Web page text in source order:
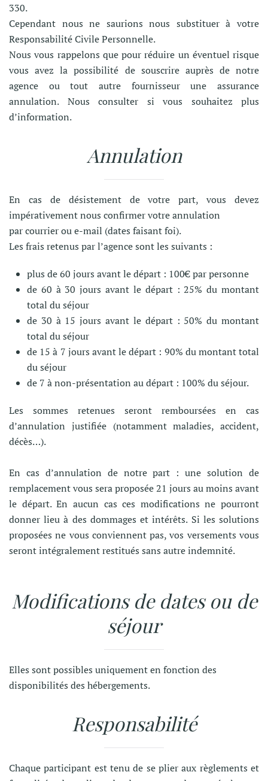
330.
Cependant nous ne saurions nous substituer à votre
Responsabilité Civile Personnelle.
Nous vous rappelons que pour réduire un éventuel risque
vous avez la possibilité de souscrire auprès de notre
agence ou tout autre fournisseur une assurance
annulation. Nous consulter si vous souhaitez plus
d’information.
Annulation
En cas de désistement de votre part, vous devez
impérativement nous confirmer votre annulation
par courrier ou e-mail (dates faisant foi).
Les frais retenus par l’agence sont les suivants :
plus de 60 jours avant le départ : 100€ par personne
de 60 à 30 jours avant le départ : 25% du montant
total du séjour
de 30 à 15 jours avant le départ : 50% du montant
total du séjour
de 15 à 7 jours avant le départ : 90% du montant total
du séjour
de 7 à non-présentation au départ : 100% du séjour.
Les sommes retenues seront remboursées en cas
d’annulation justifiée (notamment maladies, accident,
décès…).
En cas d’annulation de notre part : une solution de
remplacement vous sera proposée 21 jours au moins avant
le départ. En aucun cas ces modifications ne pourront
donner lieu à des dommages et intérêts. Si les solutions
proposées ne vous conviennent pas, vos versements vous
seront intégralement restitués sans autre indemnité.
Modifications de dates ou de
séjour
Elles sont possibles uniquement en fonction des
disponibilités des hébergements.
Responsabilité
Chaque participant est tenu de se plier aux règlements et